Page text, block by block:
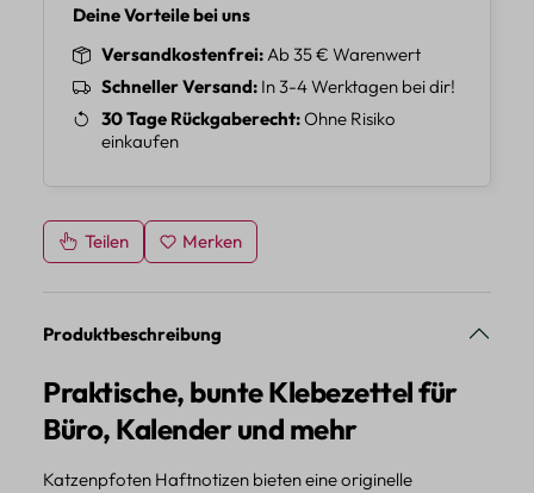
Deine Vorteile bei uns
Versandkostenfrei Ab 35 € Warenwert
Schneller Versand In 3-4 Werktagen bei dir!
30 Tage Rückgaberecht Ohne Risiko
einkaufen
Teilen Merken
Produktbeschreibung
Praktische, bunte Klebezettel für
Büro, Kalender und mehr
Katzenpfoten Haftnotizen bieten eine originelle